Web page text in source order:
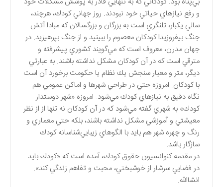
و رفع نيازهاي حياتي خود نبودند. روز جهاني كودك، هرچند،
سالي يكبار، تلنگري است به بزرگان و بزرگسالان كه مبادا آتش
جنگ بيفروزيد! كودكان معصوم را ببينيد و از جنگ بپرهيزيد. در
جهان مدرن، معروف است كه مي‌گويند كشوري پيشرفته و
مترقي است كه در آن كودكان مشكل نداشته باشند. به عبارتي
ديگر، متر و معيار سنجش يك نظام يا حكومت برخورد آن است
با كودكان. امروزه حتي در طراحي شهرها و اماكن عمومي هم
نگاه دقيق به نيازهاي كودك مي‌شود. امروزه «شهر دوستدار
كودك» به شهري گفته مي‌شود كه در آن كودكان نه تنها از از نظر
معيشتي و آموزشي مشكل نداشته باشند، بلكه حتي معماري و
رنگ و چهره شهر هم بايد با الگوهاي زيبايي‌شناسانه كودك
سازگار باشد.
در مقدمه كنوانسيون حقوق كودك، آمده است كه «كودك بايد
در فضايي سرشار از خوشبختي، محبت و تفاهم زندگي كند».
انشاالله.